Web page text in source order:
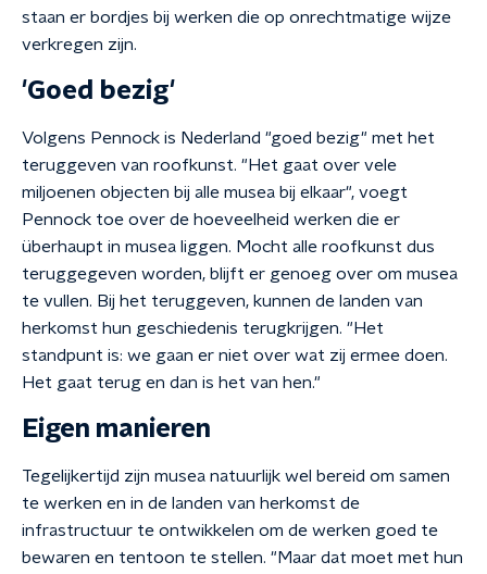
staan er bordjes bij werken die op onrechtmatige wijze
verkregen zijn.
'Goed bezig'
Volgens Pennock is Nederland "goed bezig" met het
teruggeven van roofkunst. "Het gaat over vele
miljoenen objecten bij alle musea bij elkaar", voegt
Pennock toe over de hoeveelheid werken die er
überhaupt in musea liggen. Mocht alle roofkunst dus
teruggegeven worden, blijft er genoeg over om musea
te vullen. Bij het teruggeven, kunnen de landen van
herkomst hun geschiedenis terugkrijgen. "Het
standpunt is: we gaan er niet over wat zij ermee doen.
Het gaat terug en dan is het van hen."
Eigen manieren
Tegelijkertijd zijn musea natuurlijk wel bereid om samen
te werken en in de landen van herkomst de
infrastructuur te ontwikkelen om de werken goed te
bewaren en tentoon te stellen. "Maar dat moet met hun